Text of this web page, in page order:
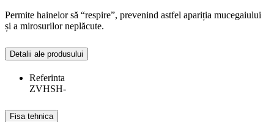
Permite hainelor să “respire”, prevenind astfel apariția mucegaiului
și a mirosurilor neplăcute.
Detalii ale produsului
Referinta
ZVHSH-
Fisa tehnica